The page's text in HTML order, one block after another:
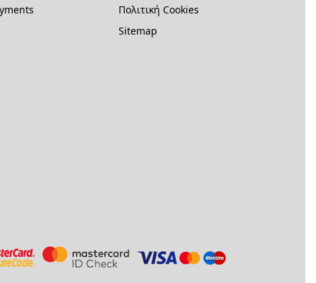
Πολιτική Cookies
Sitemap